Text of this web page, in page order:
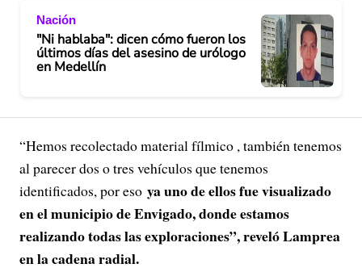
Nación
"Ni hablaba": dicen cómo fueron los
últimos días del asesino de urólogo
en Medellín
“Hemos recolectado material fílmico , también tenemos
al parecer dos o tres vehículos que tenemos
identificados, por eso ya uno de ellos fue visualizado
en el municipio de Envigado, donde estamos
realizando todas las exploraciones”, reveló Lamprea
en la cadena radial.